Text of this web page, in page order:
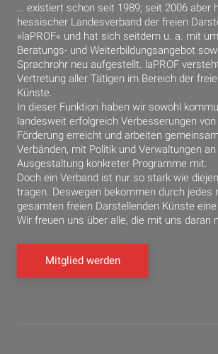
… existiert schon seit 1989; seit 2006 aber
hessischer Landesverband der freien
»laPROF« und hat sich seitdem u. a. mit
Beratungs- und Weiterbildungsangebot
Sprachrohr neu aufgestellt. laPROF
Vertretung aller Tätigen im Bereich der
Künste.
In dieser Funktion haben wir sowohl
landesweit erfolgreich Verbesserungen
Förderung erreicht und arbeiten
Verbänden, mit Politik und Verwaltungen
Ausgestaltung konkreter Programme mit.
Doch ein Verband ist nur so stark wie
tragen. Deswegen bekommen durch jedes
gesamten freien Darstellenden Künste
Wir freuen uns über alle, die mit uns daran
Mitglied werden